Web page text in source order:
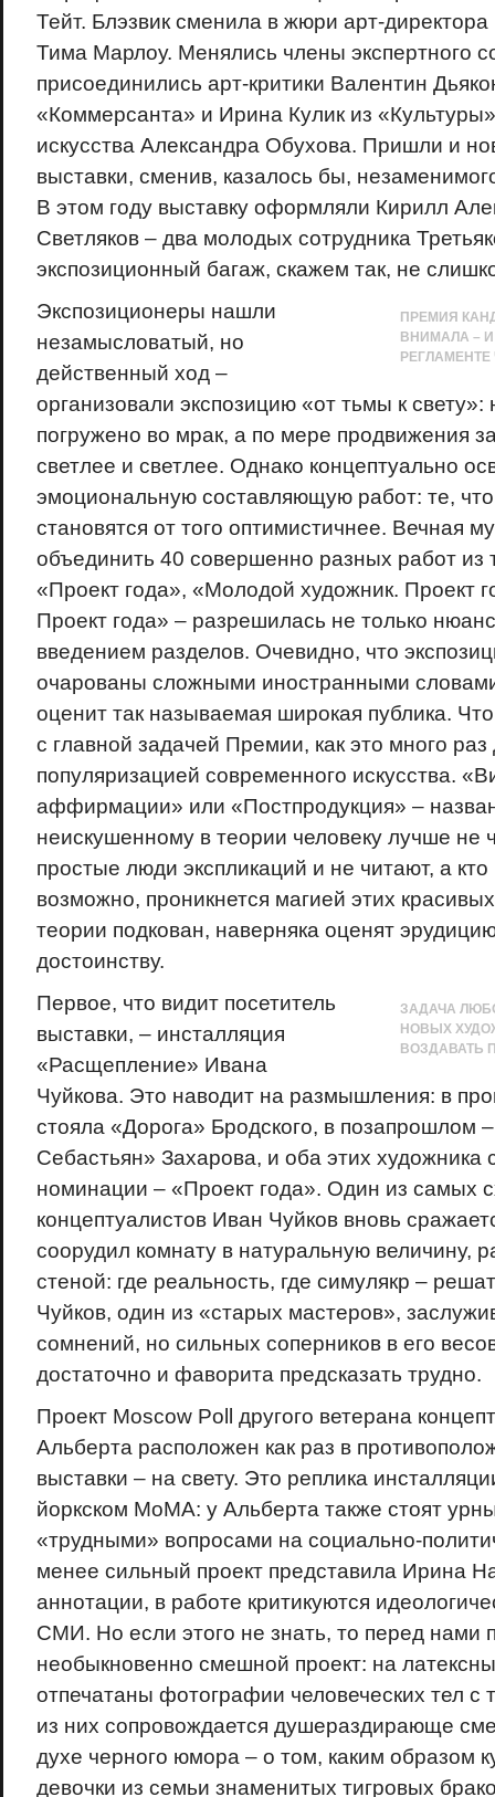
Тейт. Блэзвик сменила в жюри арт-
Тима Марлоу. Менялись члены экспертного
присоединились арт-критики Валентин
«Коммерсанта» и Ирина Кулик из
искусства Александра Обухова. Пришли и
выставки, сменив, казалось бы,
В этом году выставку оформляли Кирилл
Светляков – два молодых сотрудника
экспозиционный багаж, скажем так, не
ПРЕМИЯ
ВНИМАЛА –
Экспозиционеры нашли
незамысловатый, но
действенный ход –
организовали экспозицию «от тьмы к свету»:
погружено во мрак, а по мере продвижения
светлее и светлее. Однако концептуально
эмоциональную составляющую работ: те, что
становятся от того оптимистичнее. Вечная
объединить 40 совершенно разных работ из
«Проект года», «Молодой художник. Проект
Проект года» – разрешилась не только
введением разделов. Очевидно, что
очарованы сложными иностранными
оценит так называемая широкая публика.
с главной задачей Премии, как это много
популяризацией современного искусства.
аффирмации» или «Постпродукция» –
неискушенному в теории человеку лучше не
простые люди экспликаций и не читают, а
возможно, проникнется магией этих
теории подкован, наверняка оценят
достоинству.
ЗАДАЧА
НОВЫХ
ВОЗДАВАТЬ
Первое, что видит посетитель
выставки, – инсталляция
«Расщепление» Ивана
Чуйкова. Это наводит на размышления: в
стояла «Дорога» Бродского, в позапрошлом
Себастьян» Захарова, и оба этих художника
номинации – «Проект года». Один из самых
концептуалистов Иван Чуйков вновь
соорудил комнату в натуральную величину,
стеной: где реальность, где симулякр –
Чуйков, один из «старых мастеров»,
сомнений, но сильных соперников в его
достаточно и фаворита предсказать трудно.
Проект Moscow Poll другого ветерана
Альберта расположен как раз в
выставки – на свету. Это реплика
йоркском МоМА: у Альберта также стоят
«трудными» вопросами на социально-
менее сильный проект представила Ирина
аннотации, в работе критикуются
СМИ. Но если этого не знать, то перед нами
необыкновенно смешной проект: на
отпечатаны фотографии человеческих тел с
из них сопровождается душераздирающе
духе черного юмора – о том, каким образом
девочки из семьи знаменитых тигровых